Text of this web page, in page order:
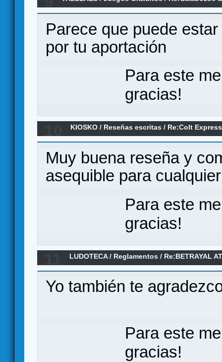
Parece que puede
por tu aportación
Para este
gracias!
KIOSKO / Reseñas escritas / Re:Colt
Muy buena reseña y
asequible para
Para este
gracias!
LUDOTECA/ Reglamentos / Re:BETRAYAL
Yo también te
Para este
gracias!